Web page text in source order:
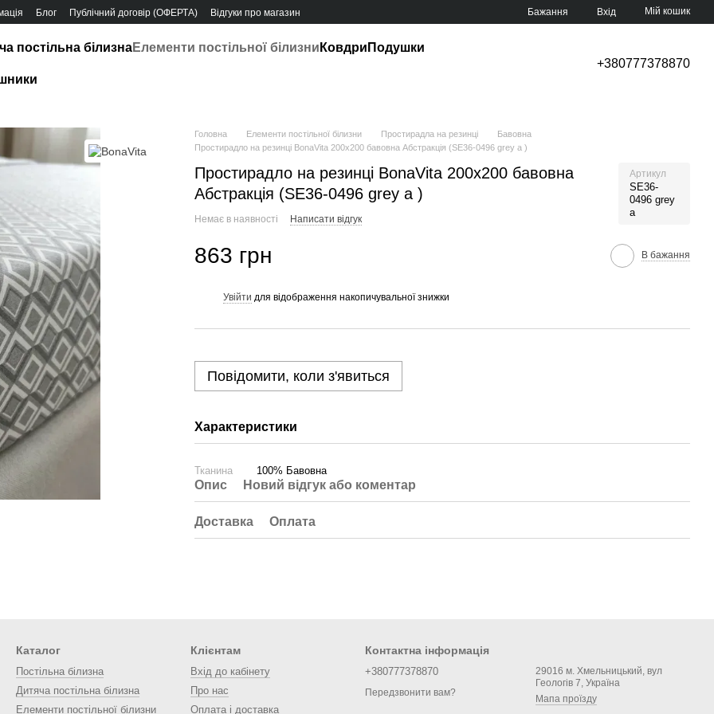
Блог Публічний договір (ОФЕРТА) Відгуки про магазин Бажання Вхід Мій кошик
постільна білизнаЕлементи постільної білизни Ковдри Подушки
+380777378870
Головна Елементи постільної білизни Простирадла на резинці
Бавовна
Простирадло на резинці BonaVita 200х200 бавовна Абстракція (SE36-0496 grey a )
Простирадло на резинці BonaVita 200х200 бавовна
Абстракція (SE36-0496 grey a )
Артикул
SE36-
0496 grey
a
Немає в наявності Написати відгук
863 грн В бажання
Увійти для відображення накопичувальної знижки
Повідомити, коли з'явиться
Характеристики
Тканина 100% Бавовна
Опис Новий відгук або коментар
Доставка Оплата
Каталог
Постільна білизна
Дитяча постільна білизна
Елементи постільної білизни
Клієнтам
Вхід до кабінету
Про нас
Оплата і доставка
Контактна інформація
+380777378870
Передзвонити вам?
29016 м. Хмельницький, вул
Геологів 7, Україна
Мапа проїзду